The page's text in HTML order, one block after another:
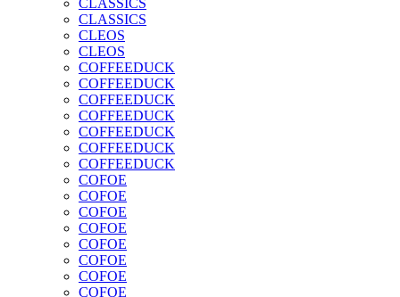
CLASSICS
CLASSICS
CLEOS
CLEOS
COFFEEDUCK
COFFEEDUCK
COFFEEDUCK
COFFEEDUCK
COFFEEDUCK
COFFEEDUCK
COFFEEDUCK
COFOE
COFOE
COFOE
COFOE
COFOE
COFOE
COFOE
COFOE